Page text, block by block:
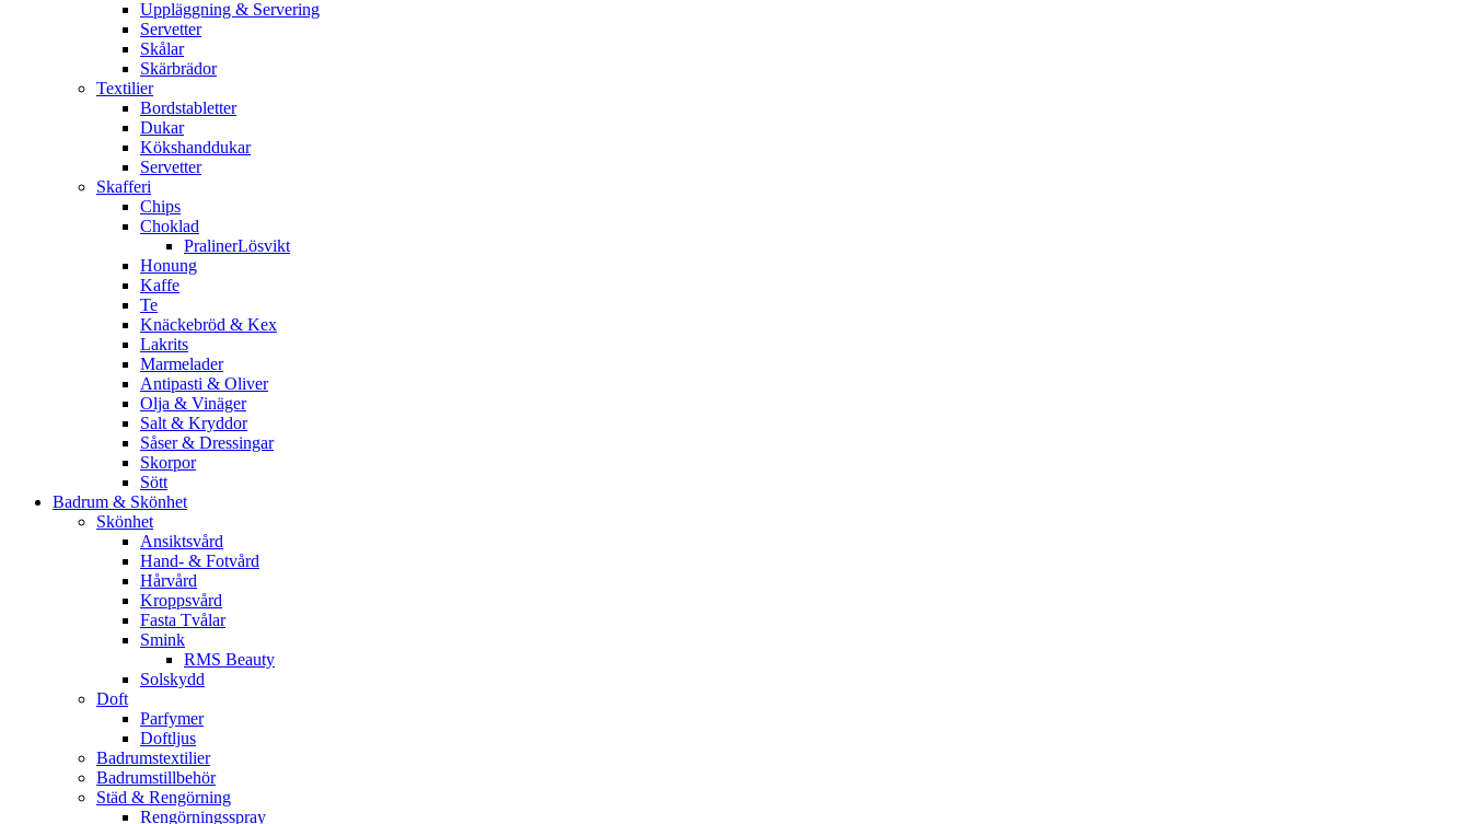
Uppläggning & Servering
Servetter
Skålar
Skärbrädor
Textilier
Bordstabletter
Dukar
Kökshanddukar
Servetter
Skafferi
Chips
Choklad
PralinerLösvikt
Honung
Kaffe
Te
Knäckebröd & Kex
Lakrits
Marmelader
Antipasti & Oliver
Olja & Vinäger
Salt & Kryddor
Såser & Dressingar
Skorpor
Sött
Badrum & Skönhet
Skönhet
Ansiktsvård
Hand- & Fotvård
Hårvård
Kroppsvård
Fasta Tvålar
Smink
RMS Beauty
Solskydd
Doft
Parfymer
Doftljus
Badrumstextilier
Badrumstillbehör
Städ & Rengörning
Rengörningsspray